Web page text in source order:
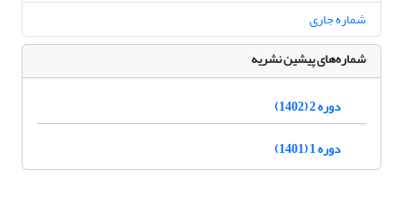
شماره جاری
شماره‌های پیشین نشریه
دوره 2 (1402)
دوره 1 (1401)